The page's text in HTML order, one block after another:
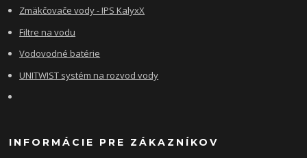
Zmäkčovače vody - IPS KalyxX
Filtre na vodu
Vodovodné batérie
UNITWIST systém na rozvod vody
INFORMÁCIE PRE ZÁKAZNÍKOV